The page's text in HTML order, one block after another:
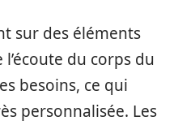
sur des éléments
du corps du
besoins, ce qui
personnalisée. Les